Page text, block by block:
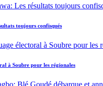
toujours confisqués
à Soubre pour les régionales